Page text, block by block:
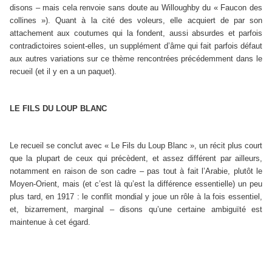
disons – mais cela renvoie sans doute au Willoughby du « Faucon des
collines »). Quant à la cité des voleurs, elle acquiert de par son
attachement aux coutumes qui la fondent, aussi absurdes et parfois
contradictoires soient-elles, un supplément d’âme qui fait parfois défaut
aux autres variations sur ce thème rencontrées précédemment dans le
recueil (et il y en a un paquet).
LE FILS DU LOUP BLANC
Le recueil se conclut avec « Le Fils du Loup Blanc », un récit plus court
que la plupart de ceux qui précèdent, et assez différent par ailleurs,
notamment en raison de son cadre – pas tout à fait l’Arabie, plutôt le
Moyen-Orient, mais (et c’est là qu’est la différence essentielle) un peu
plus tard, en 1917 : le conflit mondial y joue un rôle à la fois essentiel,
et, bizarrement, marginal – disons qu’une certaine ambiguïté est
maintenue à cet égard.